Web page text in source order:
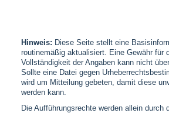
Hinweis: Diese Seite stellt eine
routinemäßig aktualisiert. Eine Gewähr für
Vollständigkeit der Angaben kann nicht
Sollte eine Datei gegen
wird um Mitteilung gebeten, damit diese
werden kann.
Die Aufführungsrechte werden allein durch